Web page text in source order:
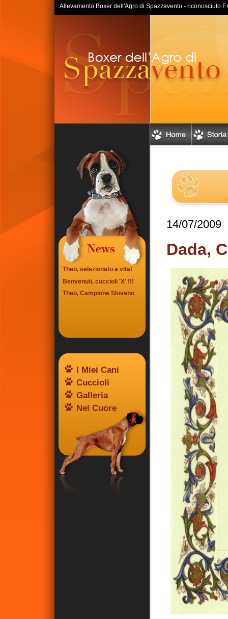
Allevamento Boxer dell'Agro di Spazzavento - riconosciuto
Theo, selezionato a vita!
Benvenuti, cuccioli 'X' !!!
Theo, Campione Sloveno
I Miei Cani
Cuccioli
Galleria
Nel Cuore
14/07/2009
Dada,